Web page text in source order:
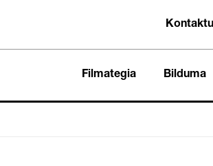
Filmategia Bilduma